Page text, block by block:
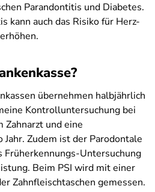
Parandontitis und Diabetes.
kann auch das Risiko für Herz-
übernehmen halbjährlich
Kontrolluntersuchung bei
Zahnarzt und eine
Zudem ist der Parodontale
Früherkennungs-Untersuchung
Beim PSI wird mit einer
Zahnfleischtaschen gemessen.